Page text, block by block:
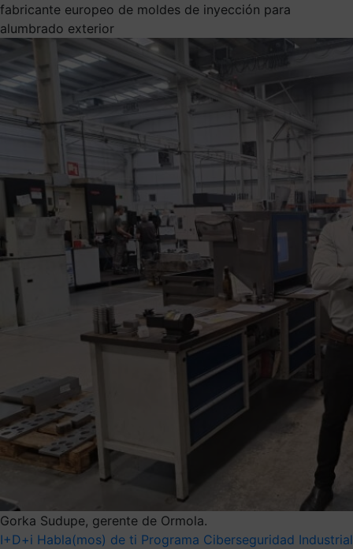
fabricante europeo de moldes de inyección para
alumbrado exterior
Gorka Sudupe, gerente de Ormola.
I+D+i Habla(mos) de ti Programa Ciberseguridad Industrial